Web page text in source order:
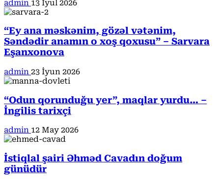
admin 13 İyul 2026
“Ey ana məskənim, gözəl vətənim,
Səndədir anamın o xoş qoxusu” – Sarvara
Eşanxonova
admin 23 İyun 2026
“Odun qorunduğu yer”, maqlar yurdu… –
İngilis tarixçi
admin 12 May 2026
İstiqlal şairi Əhməd Cavadın doğum
günüdür